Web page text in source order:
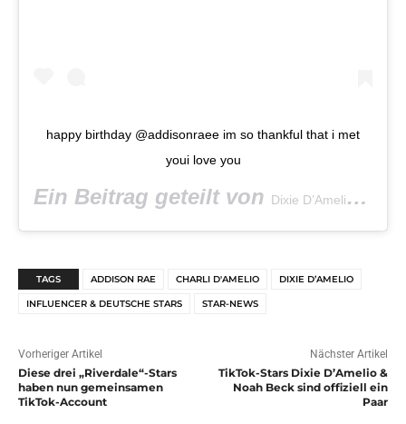
happy birthday @addisonraee im so thankful that i met
youi love you
Ein Beitrag geteilt von Dixie D’Amelio
TAGS ADDISON RAE CHARLI D'AMELIO DIXIE D’AMELIO
INFLUENCER & DEUTSCHE STARS STAR-NEWS
Vorheriger Artikel
Diese drei „Riverdale“-Stars
haben nun gemeinsamen
TikTok-Account
Nächster Artikel
TikTok-Stars Dixie D’Amelio &
Noah Beck sind offiziell ein
Paar